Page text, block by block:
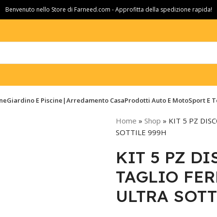
Benvenuto nello Store di Farneed.com - Approfitta della spedizione rapida!
Giardino E Piscine|Arredamento CasaProdotti Auto E MotoSport E
Home » Shop » KIT 5 PZ
SOTTILE 999H
KIT 5 PZ
TAGLIO
ULTRA